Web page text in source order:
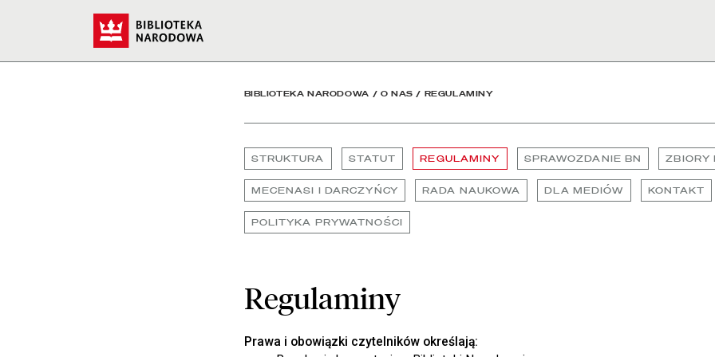
Regulaminy - Biblioteka Narodowa
BIBLIOTEKA NARODOWA / O NAS / REGULAMINY
STRUKTURA STATUT REGULAMINY SPRAWOZDANIE BN ZBIORY
MECENASI I DARCZYŃCY RADA NAUKOWA DLA MEDIÓW KONTAKT
POLITYKA PRYWATNOŚCI
Regulaminy
Prawa i obowiązki czytelników określają: